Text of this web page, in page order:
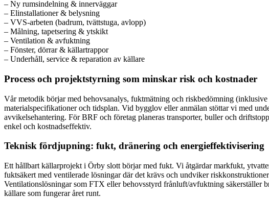
– Ny rumsindelning & innerväggar
– Elinstallationer & belysning
– VVS-arbeten (badrum, tvättstuga, avlopp)
– Målning, tapetsering & ytskikt
– Ventilation & avfuktning
– Fönster, dörrar & källartrappor
– Underhåll, service & reparation av källare
Process och projektstyrning som minskar risk och kostnader
Vår metodik börjar med behovsanalys, fuktmätning och riskbedömning
materialspecifikationer och tidsplan. Vid bygglov eller anmälan stöttar vi med
avvikelsehantering. För BRF och företag planeras transporter, buller och
enkel och kostnadseffektiv.
Teknisk fördjupning: fukt, dränering och energieffektivisering
Ett hållbart källarprojekt i Örby slott börjar med fukt. Vi åtgärdar markfukt,
fuktsäkert med ventilerade lösningar där det krävs och undviker
Ventilationslösningar som FTX eller behovsstyrd frånluft/avfuktning säkerställer
källare som fungerar året runt.